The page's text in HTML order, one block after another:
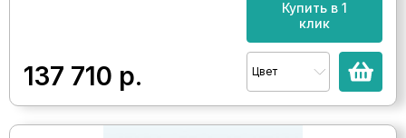
137 710 р.
Купить в 1
клик
Цвет